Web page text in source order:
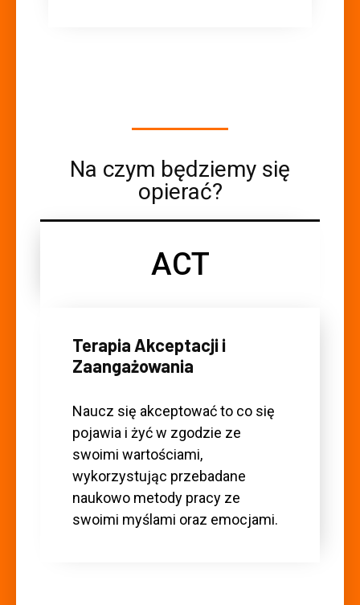
Na czym będziemy się
opierać?
ACT
Terapia Akceptacji i
Zaangażowania
Naucz się akceptować to co się
pojawia i żyć w zgodzie ze
swoimi wartościami,
wykorzystując przebadane
naukowo metody pracy ze
swoimi myślami oraz emocjami.